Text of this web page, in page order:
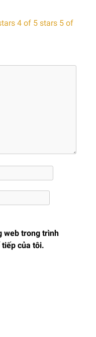
4 of 5 stars 5 of
web trong trình
của tôi.